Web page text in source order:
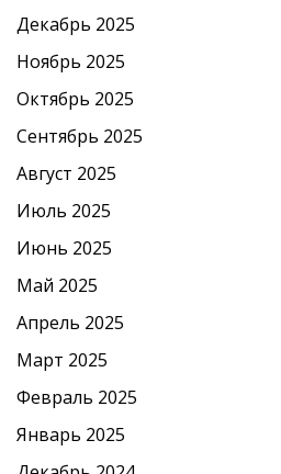
Декабрь 2025
Ноябрь 2025
Октябрь 2025
Сентябрь 2025
Август 2025
Июль 2025
Июнь 2025
Май 2025
Апрель 2025
Март 2025
Февраль 2025
Январь 2025